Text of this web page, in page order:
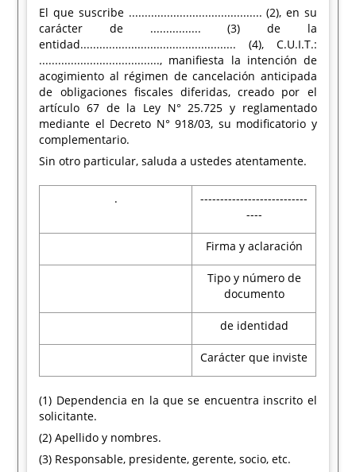
El que suscribe .......................................... (2), en su
carácter de ................ (3) de la
entidad................................................. (4), C.U.I.T.:
......................................, manifiesta la intención de
acogimiento al régimen de cancelación anticipada
de obligaciones fiscales diferidas, creado por el
artículo 67 de la Ley N° 25.725 y reglamentado
mediante el Decreto N° 918/03, su modificatorio y
complementario.
Sin otro particular, saluda a ustedes atentamente.
.
---------------------------
----
Firma y aclaración
Tipo y número de
documento
de identidad
Carácter que inviste
(1) Dependencia en la que se encuentra inscrito el
solicitante.
(2) Apellido y nombres.
(3) Responsable, presidente, gerente, socio, etc.